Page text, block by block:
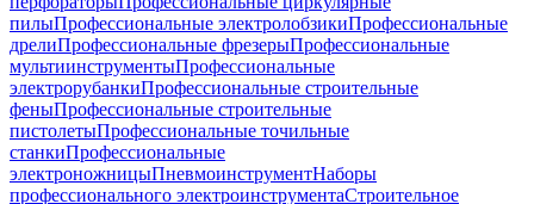
пилыПрофессиональные электролобзикиПрофессиональные
дрелиПрофессиональные фрезерыПрофессиональные
мультиинструментыПрофессиональные
электрорубанкиПрофессиональные строительные
феныПрофессиональные строительные
пистолетыПрофессиональные точильные
станкиПрофессиональные
электроножницыПневмоинструментНаборы
профессионального электроинструментаСтроительное